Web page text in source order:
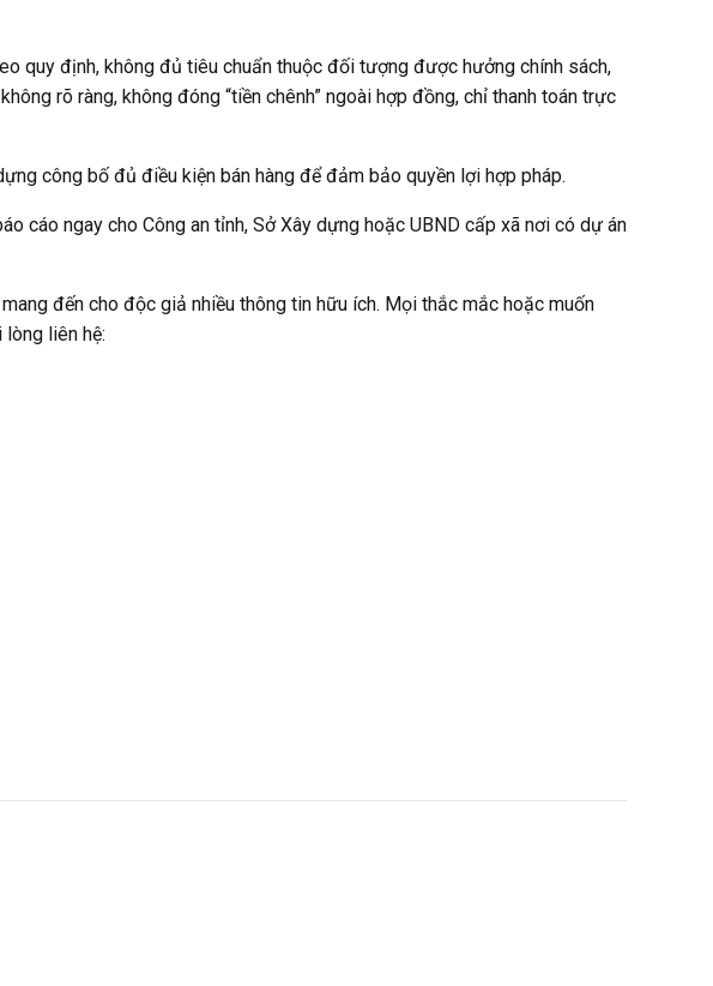
quy định, không đủ tiêu chuẩn thuộc đối tượng được hưởng chính sách,
rõ ràng, không đóng “tiền chênh” ngoài hợp đồng, chỉ thanh toán trực
công bố đủ điều kiện bán hàng để đảm bảo quyền lợi hợp pháp.
cáo ngay cho Công an tỉnh, Sở Xây dựng hoặc UBND cấp xã nơi có dự án
đến cho độc giả nhiều thông tin hữu ích. Mọi thắc mắc hoặc muốn
lòng liên hệ: